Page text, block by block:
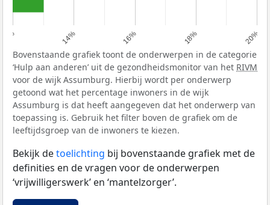
12% 14% 16% 18% 20%
Bovenstaande grafiek toont de onderwerpen in de categorie
‘Hulp aan anderen’ uit de gezondheidsmonitor van het RIVM
voor de wijk Assumburg. Hierbij wordt per onderwerp
getoond wat het percentage inwoners in de wijk
Assumburg is dat heeft aangegeven dat het onderwerp van
toepassing is. Gebruik het filter boven de grafiek om de
leeftijdsgroep van de inwoners te kiezen.
Bekijk detoelichting bij bovenstaande grafiek met de
definities en de vragen voor de onderwerpen
‘vrijwilligerswerk’ en ‘mantelzorger’.